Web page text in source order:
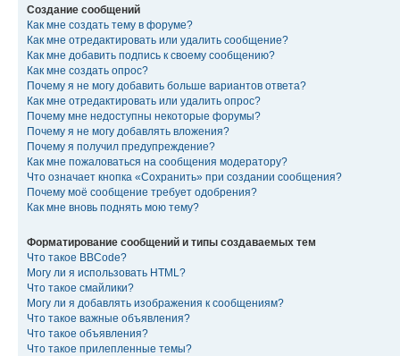
Создание сообщений
Как мне создать тему в форуме?
Как мне отредактировать или удалить сообщение?
Как мне добавить подпись к своему сообщению?
Как мне создать опрос?
Почему я не могу добавить больше вариантов ответа?
Как мне отредактировать или удалить опрос?
Почему мне недоступны некоторые форумы?
Почему я не могу добавлять вложения?
Почему я получил предупреждение?
Как мне пожаловаться на сообщения модератору?
Что означает кнопка «Сохранить» при создании сообщения?
Почему моё сообщение требует одобрения?
Как мне вновь поднять мою тему?
Форматирование сообщений и типы создаваемых тем
Что такое BBCode?
Могу ли я использовать HTML?
Что такое смайлики?
Могу ли я добавлять изображения к сообщениям?
Что такое важные объявления?
Что такое объявления?
Что такое прилепленные темы?